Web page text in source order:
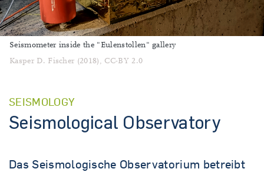
Seismometer inside the "Eulenstollen" gallery
Kasper D. Fischer (2018), CC-BY 2.0
SEISMOLOGY
Seismological Observatory
Das Seismologische Observatorium betreibt